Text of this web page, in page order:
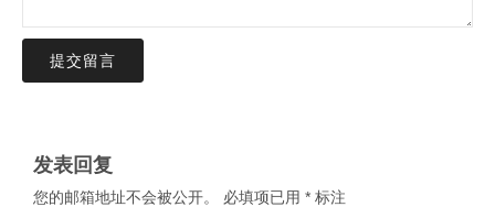
提交留言
发表回复
您的邮箱地址不会被公开。 必填项已用 * 标注